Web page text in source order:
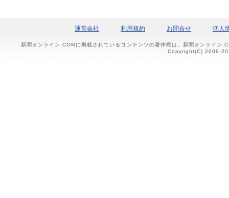
運営会社 利用規約 お問合せ 個人
新聞オンライン.COMに掲載されているコンテンツの著作権は、新聞オンライン
Copyright(C) 2009-